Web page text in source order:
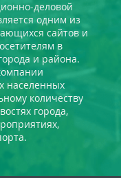
деловой
одним из
сайтов и
в
и района.
населенных
количеству
города,